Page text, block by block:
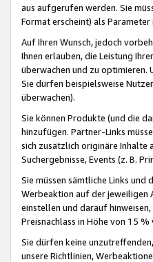
aus aufgerufen werden. Sie
Format erscheint) als
Auf Ihren Wunsch, jedoch
Ihnen erlauben, die Leistung
überwachen und zu optimieren.
Sie dürfen beispielsweise
überwachen).
Sie können Produkte (und die
hinzufügen. Partner-Links
sich zusätzlich originäre Inhalte
Suchergebnisse, Events (z. B.
Sie müssen sämtliche Links
Werbeaktion auf der jeweiligen
einstellen und darauf
Preisnachlass in Höhe von 15
Sie dürfen keine
unsere Richtlinien,